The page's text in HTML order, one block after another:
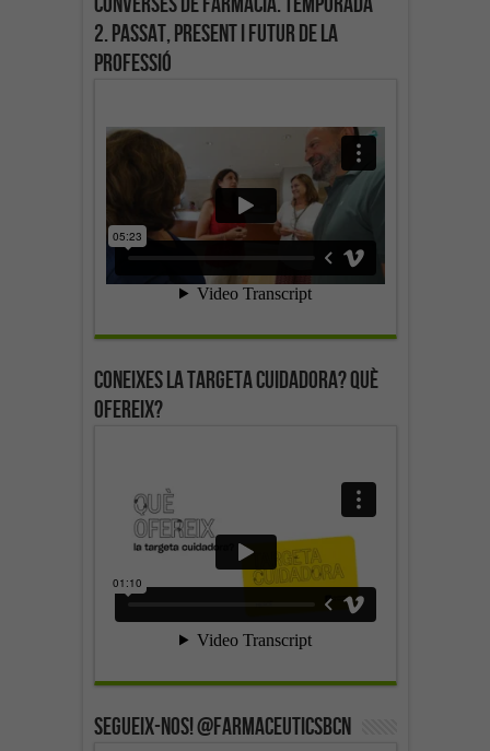
2. Passat, present i futur de la
professió
Coneixes la targeta cuidadora? Què
ofereix?
SEGUEIX-NOS! @farmaceuticsbcn